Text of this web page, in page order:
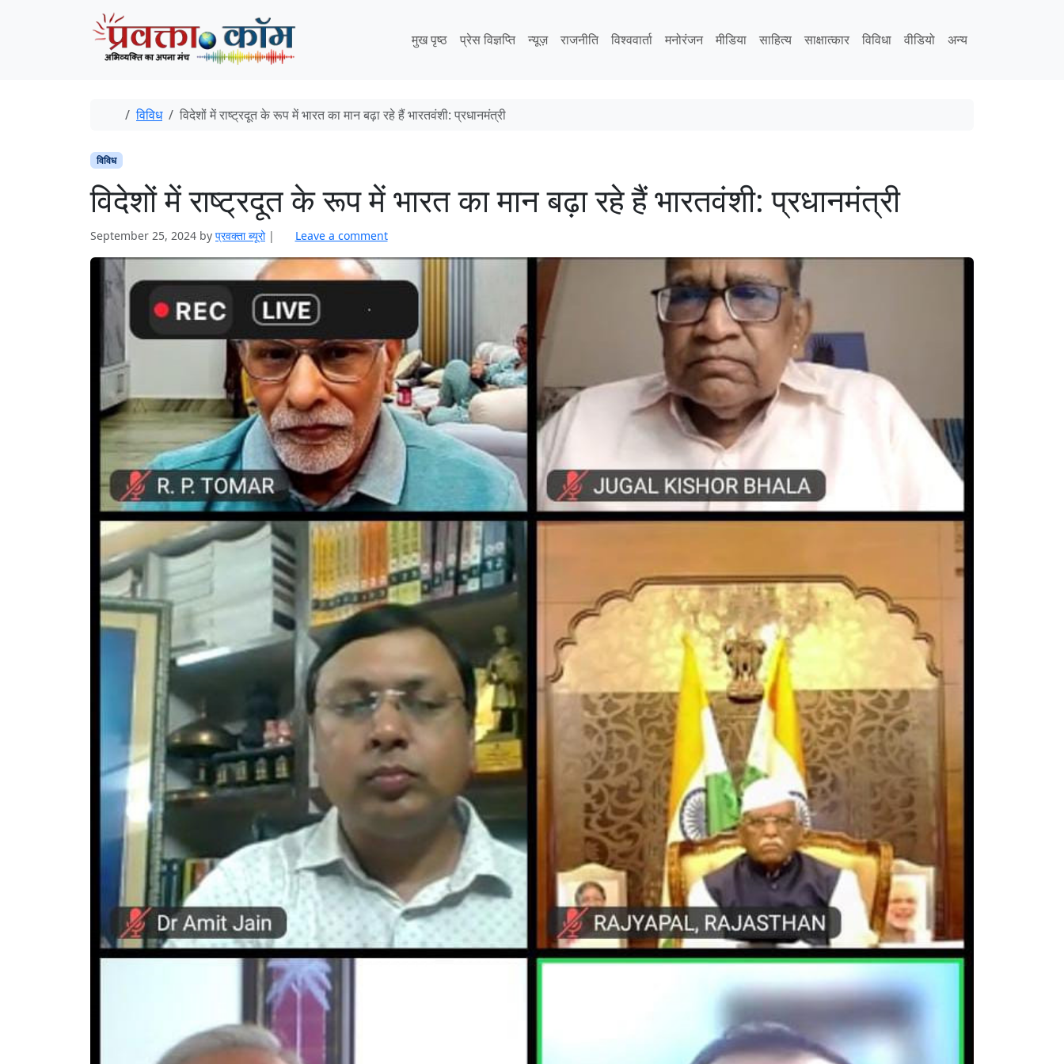
मुख पृष्ठ
प्रेस विज्ञप्ति न्यूज़ राजनीति विश्ववार्ता मनोरंजन मीडिया साहित्य साक्षात्कार विविधा वीडियो अन्य
Home
विविध विदेशों में राष्ट्रदूत के रूप में भारत का मान बढ़ा रहे हैं भारतवंशी: प्रधानमंत्री
विविध
विदेशों में राष्ट्रदूत के रूप में भारत का मान बढ़ा रहे हैं भारतवंशी: प्रधानमंत्री
September 25, 2024 by प्रवक्‍ता ब्यूरो | Leave a comment